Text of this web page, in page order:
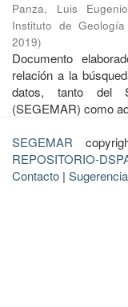
Panza, Luis Eugenio
Instituto de
2019)
Documento
relación a la
datos, tanto del
(SEGEMAR) como
SEGEMAR
REPOSITORIO-
Contacto |